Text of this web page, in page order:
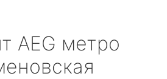
AEG метро